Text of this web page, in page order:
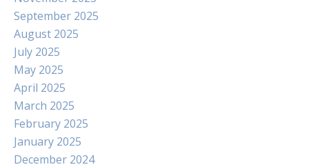
September 2025
August 2025
July 2025
May 2025
April 2025
March 2025
February 2025
January 2025
December 2024